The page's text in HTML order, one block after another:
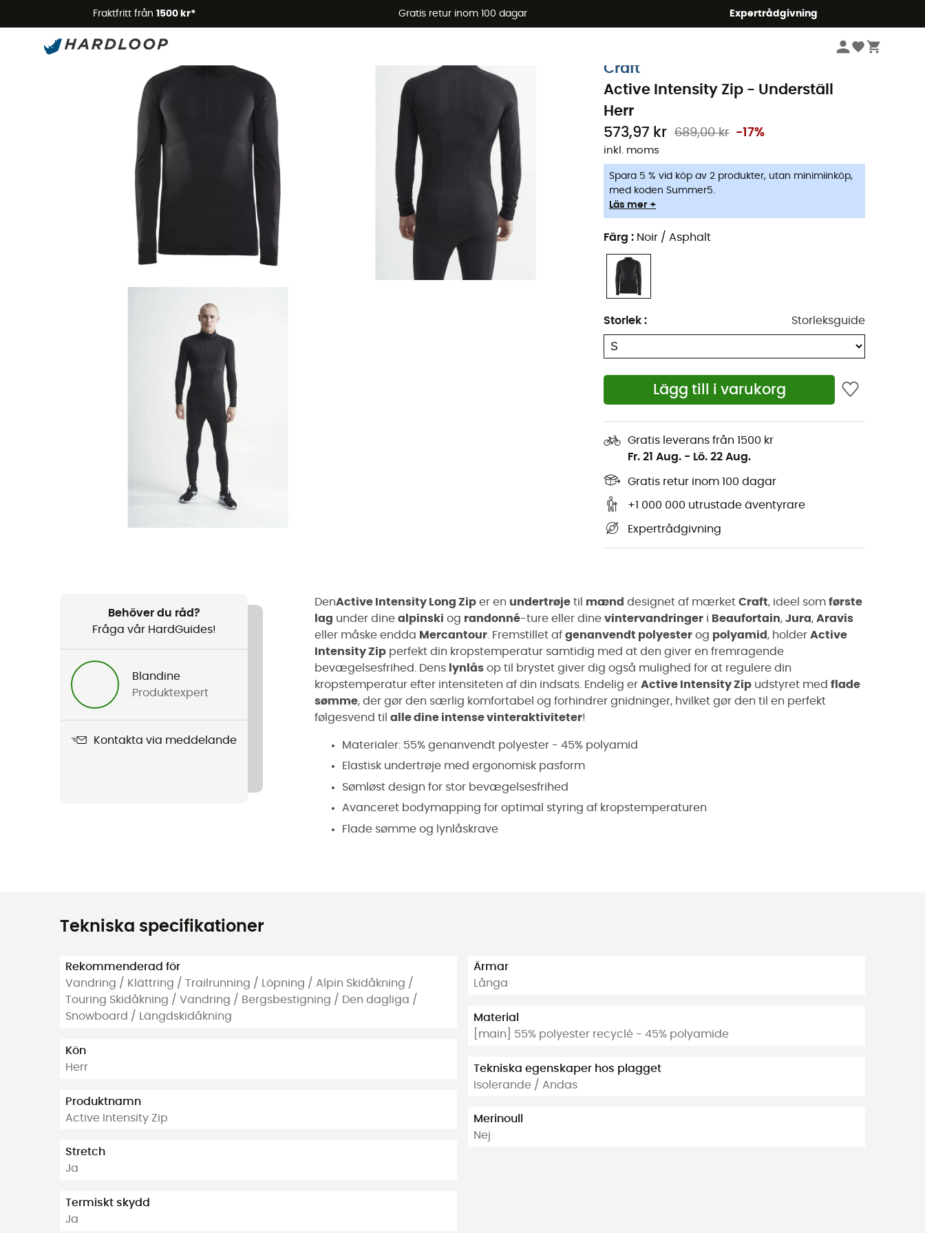
Fraktfritt från 1500 kr* Gratis retur inom 100 dagar Expertrådgivning
Sommarerbjudanden 🔥 -5 % EXTRA vid köp av 2 produkter* kod Summer5
Craft
Active Intensity Zip - Underställ
Herr
573,97 kr 689,00 kr -17%
inkl. moms
Spara 5 % vid köp av 2 produkter, utan minimiinköp,
med koden Summer5.
Läs mer +
Färg : Noir / Asphalt
Storlek : Storleksguide
Lägg till i varukorg
Gratis leverans från 1500 kr
Fr. 21 Aug. - Lö. 22 Aug.
Gratis retur inom 100 dagar
+1 000 000 utrustade äventyrare
Expertrådgivning
Behöver du råd?
Fråga vår HardGuides!
Blandine
Produktexpert
Kontakta via meddelande
DenActive Intensity Long Zip er en undertrøje til mænd designet af mærket Craft, ideel som første
lag under dine alpinski og randonné-ture eller dine vintervandringer i Beaufortain, Jura, Aravis
eller måske endda Mercantour . Fremstillet af genanvendt polyester og polyamid , holder Active
Intensity Zip perfekt din kropstemperatur samtidig med at den giver en fremragende
bevægelsesfrihed. Dens lynlås op til brystet giver dig også mulighed for at regulere din
kropstemperatur efter intensiteten af din indsats. Endelig er Active Intensity Zip udstyret med flade
sømme, der gør den særlig komfortabel og forhindrer gnidninger, hvilket gør den til en perfekt
følgesvend til alle dine intense vinteraktiviteter!
Materialer: 55% genanvendt polyester - 45% polyamid
Elastisk undertrøje med ergonomisk pasform
Sømløst design for stor bevægelsesfrihed
Avanceret bodymapping for optimal styring af kropstemperaturen
Flade sømme og lynlåskrave
Tekniska specifikationer
Rekommenderad för
Vandring / Klättring / Trailrunning / Löpning / Alpin Skidåkning /
Touring Skidåkning / Vandring / Bergsbestigning / Den dagliga /
Snowboard / Längdskidåkning
Kön
Herr
Produktnamn
Active Intensity Zip
Stretch
Ja
Termiskt skydd
Ja
Ärmar
Långa
Material
[main] 55% polyester recyclé - 45% polyamide
Tekniska egenskaper hos plagget
Isolerande / Andas
Merinoull
Nej